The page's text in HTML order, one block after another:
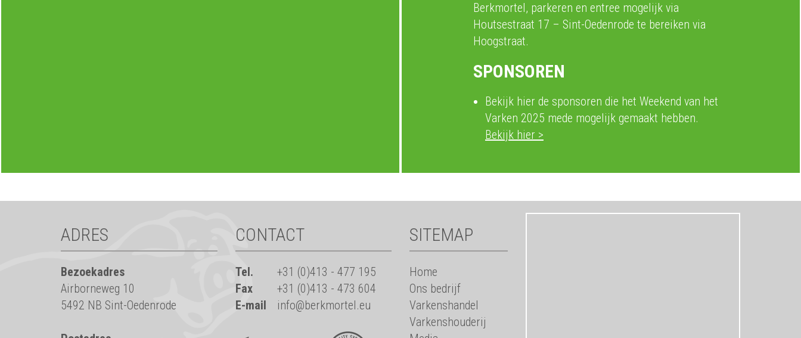
Berkmortel, parkeren en entree mogelijk via
Houtsestraat 17 – Sint-Oedenrode te bereiken via
Hoogstraat.
SPONSOREN
Bekijk hier de sponsoren die het Weekend van het
Varken 2025 mede mogelijk gemaakt hebben.
Bekijk hier >
ADRES
Bezoekadres
Airborneweg 10
5492 NB Sint-Oedenrode
CONTACT
Tel.
+31 (0)413 - 477 195
Fax
+31 (0)413 - 473 604
E-mail
info@berkmortel.eu
SITEMAP
Home
Ons bedrijf
Varkenshandel
Varkenshouderij